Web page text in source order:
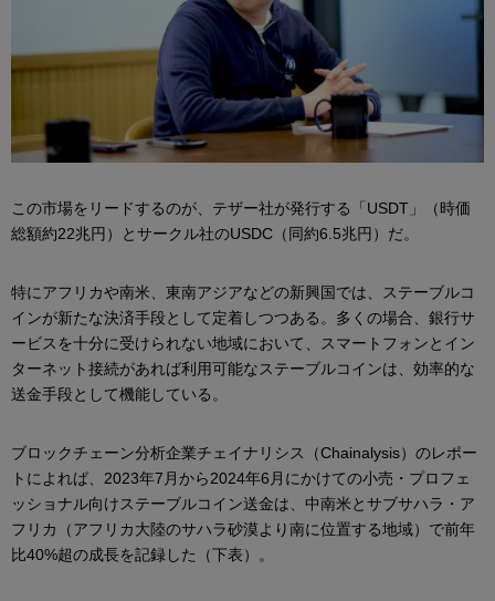
この市場をリードするのが、テザー社が発行する「USDT」（時価
総額約22兆円）とサークル社のUSDC（同約6.5兆円）だ。
特にアフリカや南米、東南アジアなどの新興国では、ステーブルコ
インが新たな決済手段として定着しつつある。多くの場合、銀行サ
ービスを十分に受けられない地域において、スマートフォンとイン
ターネット接続があれば利用可能なステーブルコインは、効率的な
送金手段として機能している。
ブロックチェーン分析企業チェイナリシス（Chainalysis）のレポー
トによれば、2023年7月から2024年6月にかけての小売・プロフェ
ッショナル向けステーブルコイン送金は、中南米とサブサハラ・ア
フリカ（アフリカ大陸のサハラ砂漠より南に位置する地域）で前年
比40%超の成長を記録した（下表）。